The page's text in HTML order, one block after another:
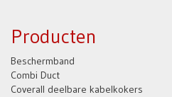
Producten
Beschermband
Combi Duct
Coverall deelbare kabelkokers